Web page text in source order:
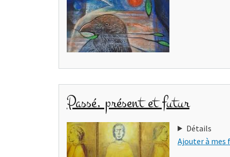
Passé, présent et futur
Détails
Ajouter à mes